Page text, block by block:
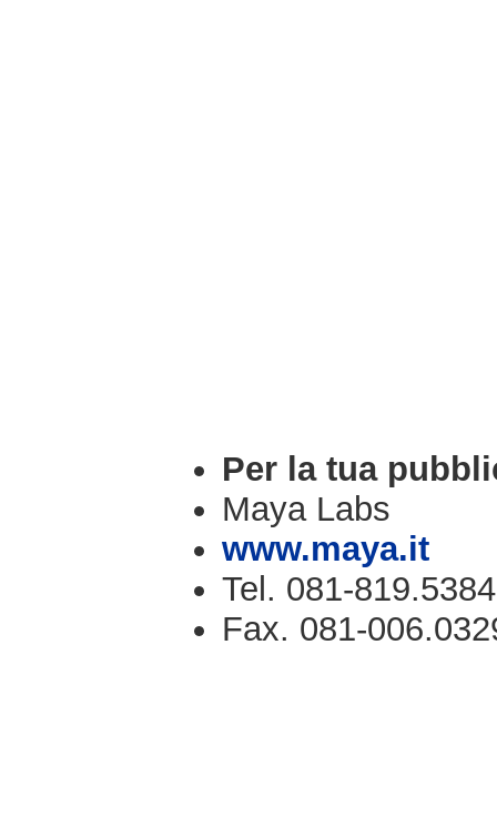
Per la tua
Maya Labs
www.maya.it
Tel. 081-819.5384
Fax. 081-